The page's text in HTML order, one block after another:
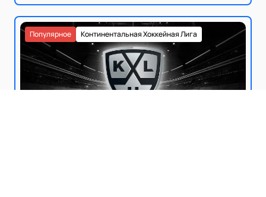
Континентальная Хоккейная Лига
Популярное